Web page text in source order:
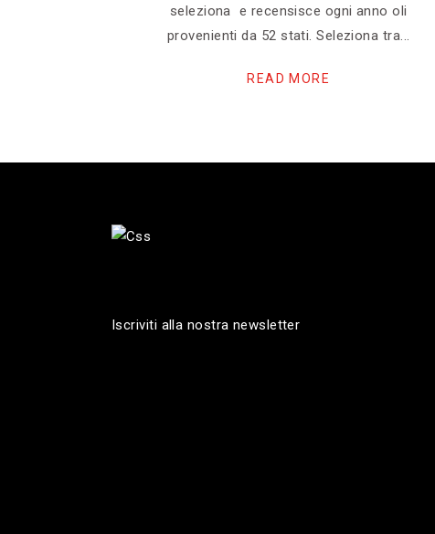
seleziona e recensisce ogni anno oli
provenienti da 52 stati. Seleziona tra
READ MORE
Iscriviti alla nostra newsletter